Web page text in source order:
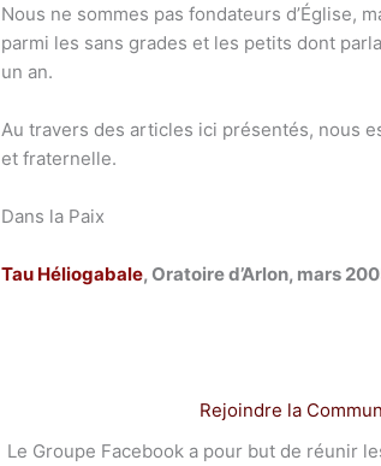
Nous ne sommes pas fondateurs d’Église,
parmi les sans grades et les petits dont
un an.
Au travers des articles ici présentés, nous
et fraternelle.
Dans la Paix
Tau Héliogabale, Oratoire d’Arlon, mars
Rejoindre la
Le Groupe Facebook a pour but de réunir